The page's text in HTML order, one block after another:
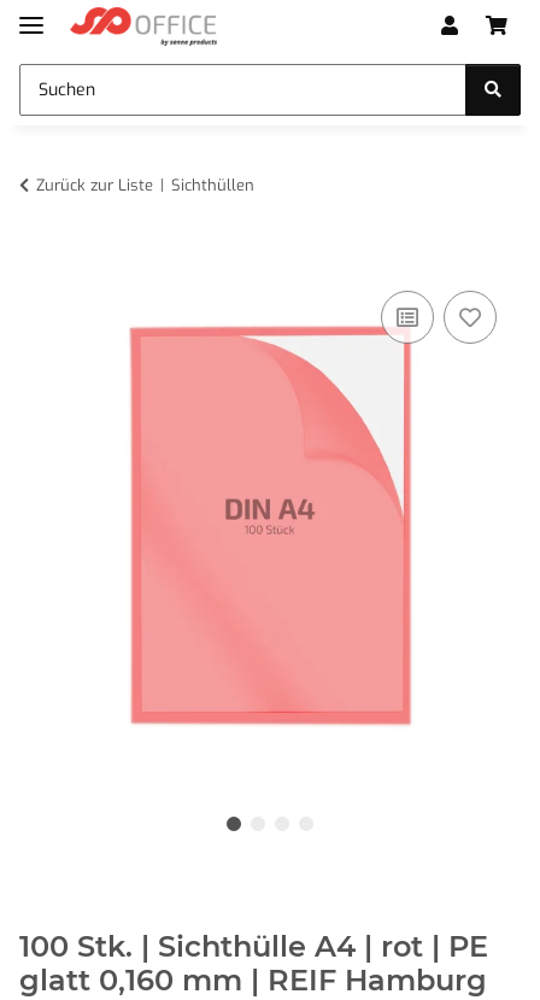
Zurück zur Liste Sichthüllen
100 Stk. | Sichthülle A4 | rot | PE
glatt 0,160 mm | REIF Hamburg